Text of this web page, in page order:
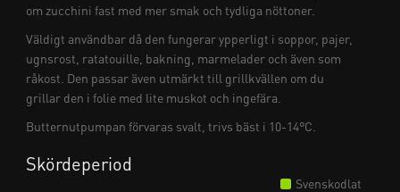
om zucchini fast med mer smak och tydliga nöttoner.
Väldigt användbar då den fungerar ypperligt i soppor, pajer,
ugnsrost, ratatouille, bakning, marmelader och även som
råkost. Den passar även utmärkt till grillkvällen om du
grillar den i folie med lite muskot och ingefära.
Butternutpumpan förvaras svalt, trivs bäst i 10-14°C.
Skördeperiod
Svenskodlat